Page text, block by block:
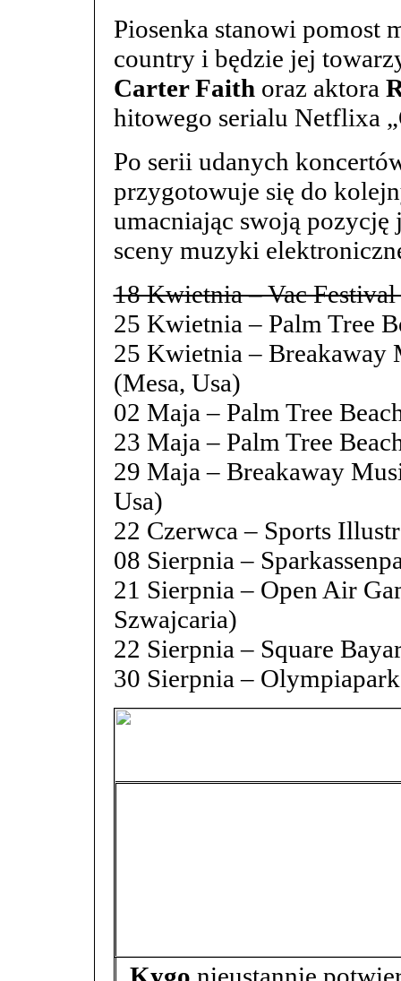
Piosenka stanowi pomost
country i będzie jej
Carter Faith oraz aktora
hitowego serialu Netflixa
Po serii udanych
przygotowuje się do
umacniając swoją pozycję
sceny muzyki
18 Kwietnia – Vac
25 Kwietnia – Palm Tree
25 Kwietnia – Breakaway
(Mesa, Usa)
02 Maja – Palm Tree
23 Maja – Palm Tree
29 Maja – Breakaway
Usa)
22 Czerwca – Sports
08 Sierpnia –
21 Sierpnia – Open Air
Szwajcaria)
22 Sierpnia – Square
30 Sierpnia –